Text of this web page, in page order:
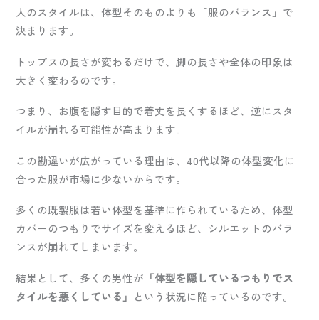
人のスタイルは、体型そのものよりも「服のバランス」で
決まります。
トップスの長さが変わるだけで、脚の長さや全体の印象は
大きく変わるのです。
つまり、お腹を隠す目的で着丈を長くするほど、逆にスタ
イルが崩れる可能性が高まります。
この勘違いが広がっている理由は、40代以降の体型変化に
合った服が市場に少ないからです。
多くの既製服は若い体型を基準に作られているため、体型
カバーのつもりでサイズを変えるほど、シルエットのバラ
ンスが崩れてしまいます。
結果として、多くの男性が 「体型を隠しているつもりでス
タイルを悪くしている」 という状況に陥っているのです。